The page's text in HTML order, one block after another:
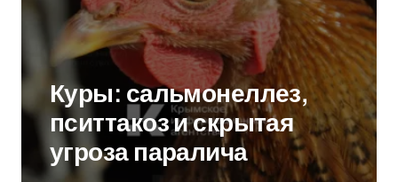
Куры: сальмонеллез,
пситтакоз и скрытая
угроза паралича